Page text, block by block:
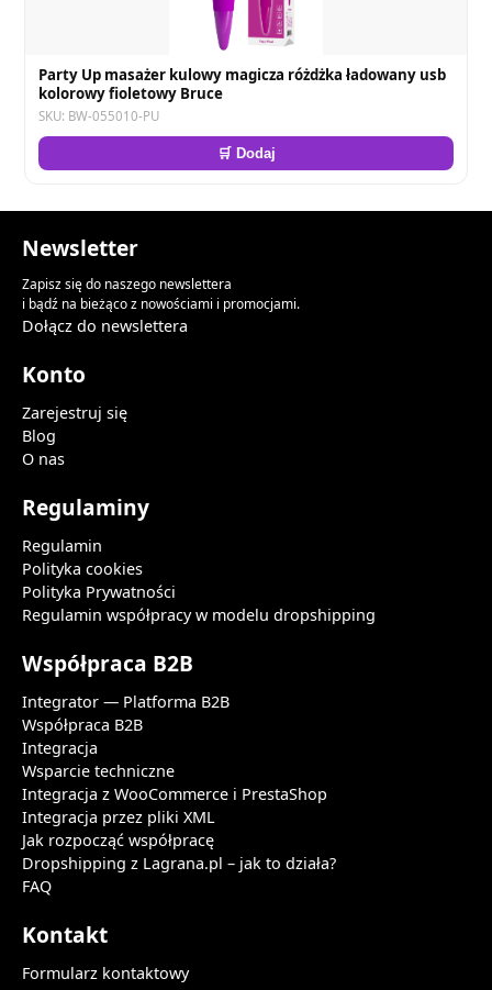
Party Up masażer kulowy magicza różdżka ładowany usb
kolorowy fioletowy Bruce
SKU: BW-055010-PU
🛒 Dodaj
Newsletter
Zapisz się do naszego newslettera
i bądź na bieżąco z nowościami i promocjami.
Dołącz do newslettera
Konto
Zarejestruj się
Blog
O nas
Regulaminy
Regulamin
Polityka cookies
Polityka Prywatności
Regulamin współpracy w modelu dropshipping
Współpraca B2B
Integrator — Platforma B2B
Współpraca B2B
Integracja
Wsparcie techniczne
Integracja z WooCommerce i PrestaShop
Integracja przez pliki XML
Jak rozpocząć współpracę
Dropshipping z Lagrana.pl – jak to działa?
FAQ
Kontakt
Formularz kontaktowy